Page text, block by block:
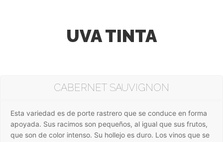
UVA TINTA
CABERNET SAUVIGNON
Esta variedad es de porte rastrero que se conduce en forma
apoyada. Sus racimos son pequeños, al igual que sus frutos,
que son de color intenso. Su hollejo es duro. Los vinos que se